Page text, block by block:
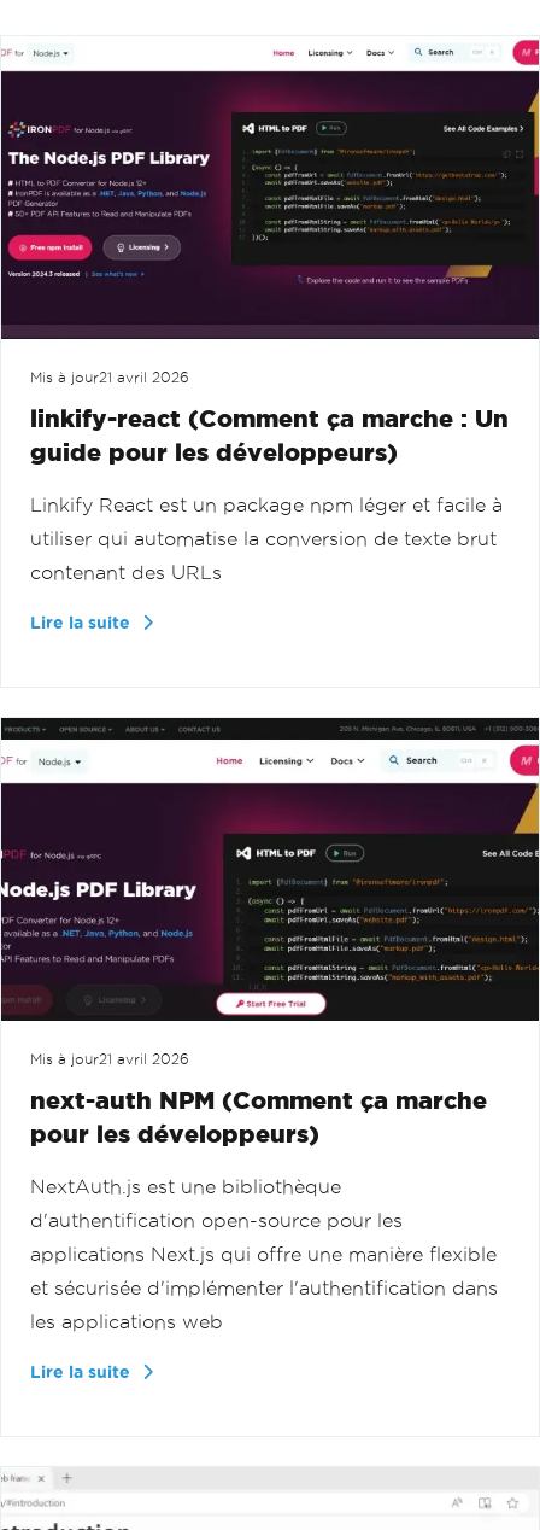
Mis à jour21 avril 2026
linkify-react (Comment ça marche : Un
guide pour les développeurs)
Linkify React est un package npm léger et facile à
utiliser qui automatise la conversion de texte brut
contenant des URLs
Lire la suite
Mis à jour21 avril 2026
next-auth NPM (Comment ça marche
pour les développeurs)
NextAuth.js est une bibliothèque
d'authentification open-source pour les
applications Next.js qui offre une manière flexible
et sécurisée d'implémenter l'authentification dans
les applications web
Lire la suite